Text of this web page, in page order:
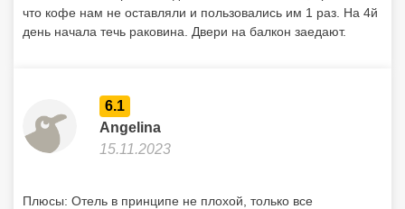
что кофе нам не оставляли и пользовались им 1 раз. На 4й
день начала течь раковина. Двери на балкон заедают.
6.1
Angelina
15.11.2023
Плюсы: Отель в принципе не плохой, только все